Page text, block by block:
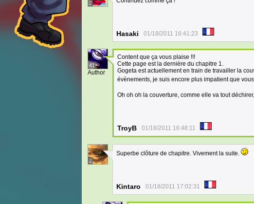
2
Hasaki 01/18/2011 16:41:23
41
Author
Content que ça vous plaise !!!
Cette page est la dernière du chapitre 1.
Gogeta est actuellement en train de travailler la
évènements, je suis encore plus impatient que
Oh oh oh la couverture, comme elle va tout
TroyB 01/18/2011 16:48:11
2
Superbe clôture de chapitre. Vivement la suite.
Kintaro 01/18/2011 17:02:31